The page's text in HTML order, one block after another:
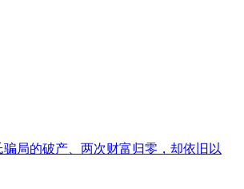
局的破产、两次财富归零，却依旧以